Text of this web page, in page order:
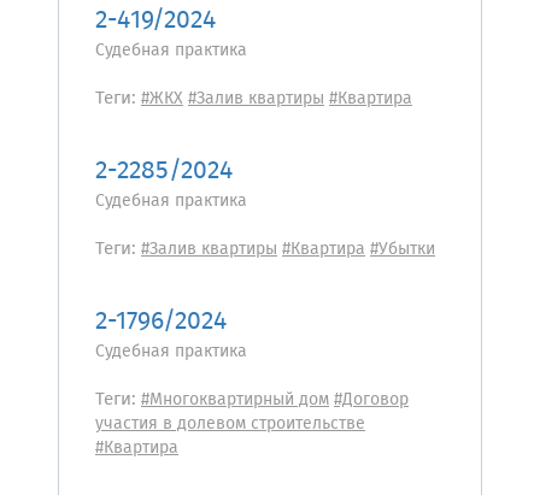
2-419/2024
Судебная практика
Теги: #ЖКХ#Залив квартиры#Квартира
2-2285/2024
Судебная практика
Теги: #Залив квартиры#Квартира#Убытки
2-1796/2024
Судебная практика
Теги: #Многоквартирный дом#Договор
участия в долевом строительстве
#Квартира